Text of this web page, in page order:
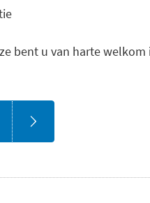
bent u van harte